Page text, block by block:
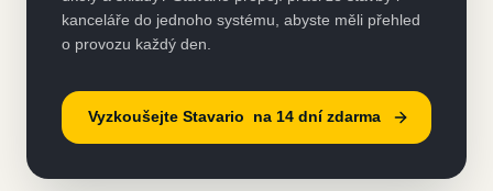
kanceláře do jednoho systému, abyste měli přehled
o provozu každý den.
Vyzkoušejte Stavario na 14 dní zdarma